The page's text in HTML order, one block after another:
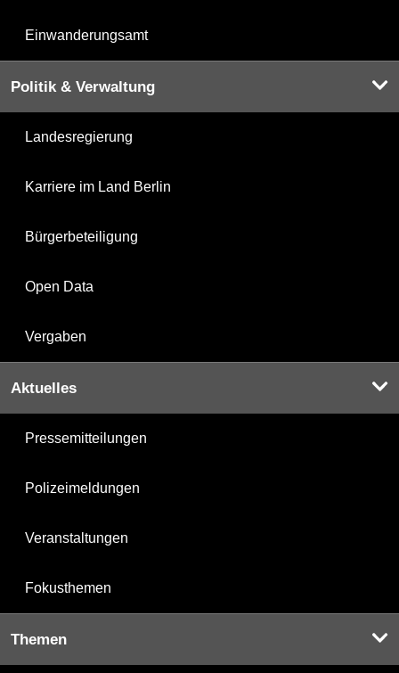
Einwanderungsamt
Politik & Verwaltung
Landesregierung
Karriere im Land Berlin
Bürgerbeteiligung
Open Data
Vergaben
Aktuelles
Pressemitteilungen
Polizeimeldungen
Veranstaltungen
Fokusthemen
Themen